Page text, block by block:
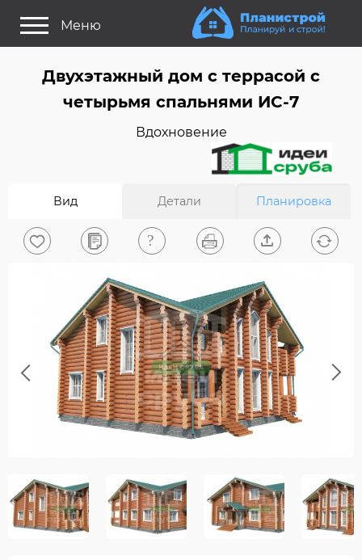
Меню
Как выбрать планировку?
Поиск проектов
Найти архитектора
Вход/Регистрация
Двухэтажный дом c террасой с
четырьмя спальнями ИC-7
Вдохновение
Вид Детали Планировка
Previous Next